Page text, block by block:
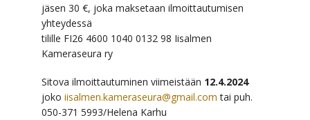
jäsen 30 €, joka maksetaan ilmoittautumisen
yhteydessä
tilille FI26 4600 1040 0132 98 Iisalmen
Kameraseura ry
Sitova ilmoittautuminen viimeistään 12.4.2024
joko iisalmen.kameraseura@gmail.com tai puh.
050-371 5993/Helena Karhu